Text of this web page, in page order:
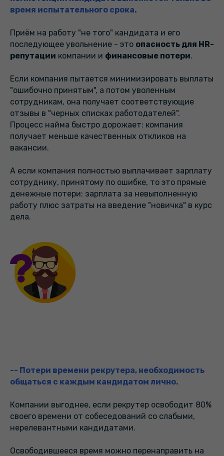
время испытательного срока.
Приём на работу "не того" кандидата и его
последующее увольнение - это опасность для HR-
репутации компании и финансовые потери.
Если компания пытается минимизировать выплаты
"ошибочно принятым", а потом уволенным
сотрудникам, она получает соответствующие
отзывы в "черных списках работодателей".
Процесс найма быстро дорожает: компания
получает меньше качественных откликов на
вакансии.
А если компания полностью выплачивает зарплату
сотруднику, принятому по ошибке, то это прямые
денежные потери: зарплата за невыполненную
работу плюс затраты на введение "новичка" в курс
дела.
-- Потери времени рекрутера, необходимость
общаться с каждым кандидатом лично.
Компании выгоднее, если рекрутер освободит 80%
своего времени от собеседований со слабыми,
нерелевантными кандидатами.
Освободившееся время можно перенаправить на